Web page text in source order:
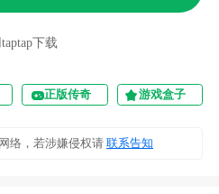
下载
正版传奇 游戏盒子
络，若涉嫌侵权请 联系告知